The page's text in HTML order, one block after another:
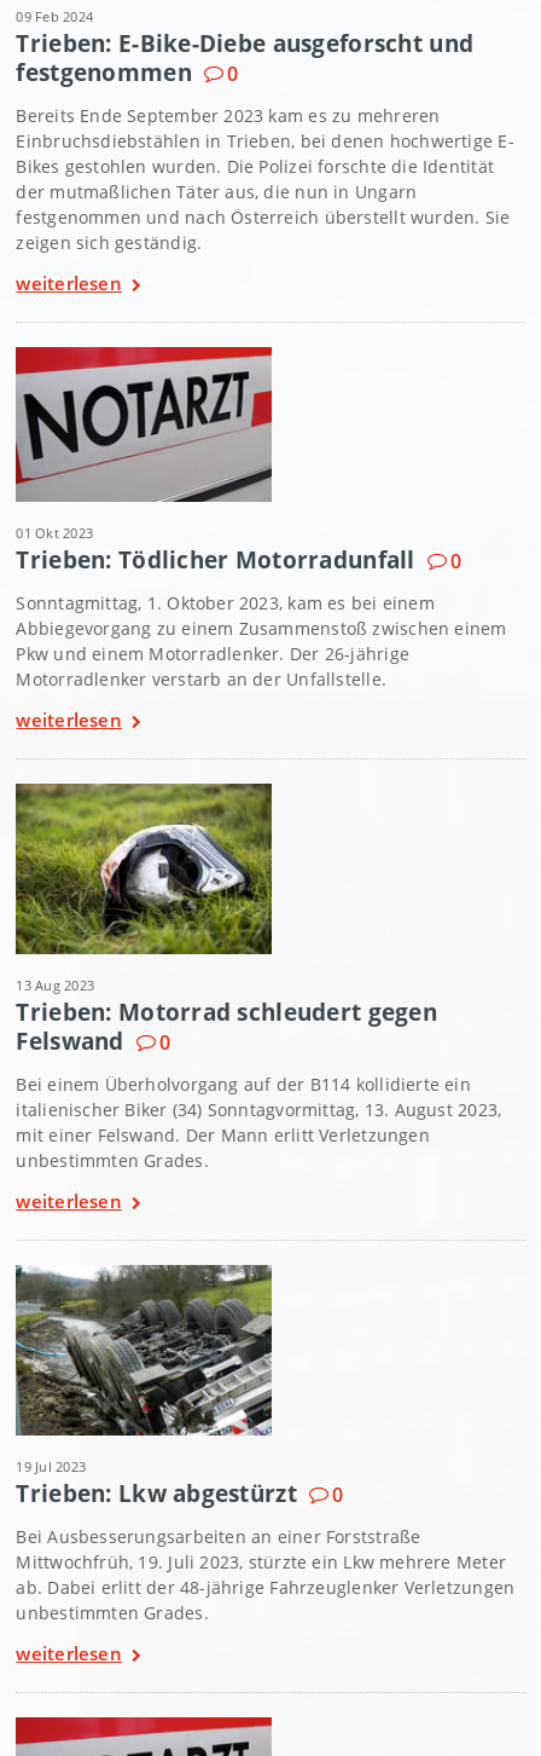
09 Feb 2024
Trieben: E-Bike-Diebe ausgeforscht und
festgenommen
0
Bereits Ende September 2023 kam es zu mehreren
Einbruchsdiebstählen in Trieben, bei denen hochwertige E-
Bikes gestohlen wurden. Die Polizei forschte die Identität
der mutmaßlichen Täter aus, die nun in Ungarn
festgenommen und nach Österreich überstellt wurden. Sie
zeigen sich geständig.
weiterlesen
01 Okt 2023
Trieben: Tödlicher Motorradunfall 0
Sonntagmittag, 1. Oktober 2023, kam es bei einem
Abbiegevorgang zu einem Zusammenstoß zwischen einem
Pkw und einem Motorradlenker. Der 26-jährige
Motorradlenker verstarb an der Unfallstelle.
weiterlesen
13 Aug 2023
Trieben: Motorrad schleudert gegen
Felswand
0
Bei einem Überholvorgang auf der B114 kollidierte ein
italienischer Biker (34) Sonntagvormittag, 13. August 2023,
mit einer Felswand. Der Mann erlitt Verletzungen
unbestimmten Grades.
weiterlesen
19 Jul 2023
Trieben: Lkw abgestürzt 0
Bei Ausbesserungsarbeiten an einer Forststraße
Mittwochfrüh, 19. Juli 2023, stürzte ein Lkw mehrere Meter
ab. Dabei erlitt der 48-jährige Fahrzeuglenker Verletzungen
unbestimmten Grades.
weiterlesen